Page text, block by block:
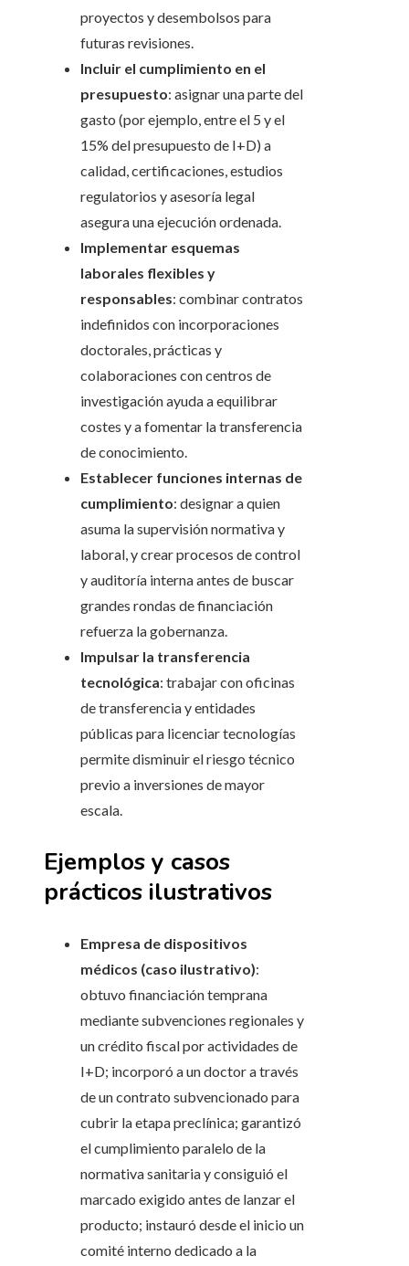
proyectos y desembolsos para
futuras revisiones.
Incluir el cumplimiento en el
presupuesto: asignar una parte del
gasto (por ejemplo, entre el 5 y el
15% del presupuesto de I+D) a
calidad, certificaciones, estudios
regulatorios y asesoría legal
asegura una ejecución ordenada.
Implementar esquemas
laborales flexibles y
responsables: combinar contratos
indefinidos con incorporaciones
doctorales, prácticas y
colaboraciones con centros de
investigación ayuda a equilibrar
costes y a fomentar la transferencia
de conocimiento.
Establecer funciones internas de
cumplimiento: designar a quien
asuma la supervisión normativa y
laboral, y crear procesos de control
y auditoría interna antes de buscar
grandes rondas de financiación
refuerza la gobernanza.
Impulsar la transferencia
tecnológica: trabajar con oficinas
de transferencia y entidades
públicas para licenciar tecnologías
permite disminuir el riesgo técnico
previo a inversiones de mayor
escala.
Ejemplos y casos
prácticos ilustrativos
Empresa de dispositivos
médicos (caso ilustrativo):
obtuvo financiación temprana
mediante subvenciones regionales y
un crédito fiscal por actividades de
I+D; incorporó a un doctor a través
de un contrato subvencionado para
cubrir la etapa preclínica; garantizó
el cumplimiento paralelo de la
normativa sanitaria y consiguió el
marcado exigido antes de lanzar el
producto; instauró desde el inicio un
comité interno dedicado a la